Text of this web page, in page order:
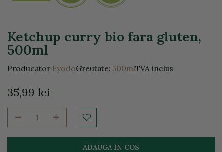
Ketchup curry bio fara gluten,
500ml
Producator ByodoGreutate: 500mlTVA inclus
35,99 lei
ADAUGA IN COS